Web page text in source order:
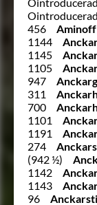
Ointroducerad
456
Aminoff
1144
1145
1105
947
311
700
1101
1191
274
(942 ½)
1142
1143
96